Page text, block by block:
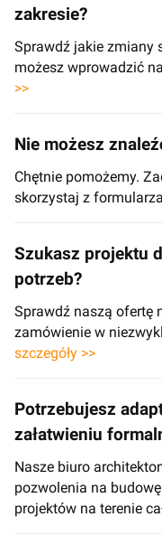
zakresie?
Sprawdź jakie zmiany
możesz wprowadzić
>>
Nie możesz
Chętnie pomożemy.
skorzystaj z
Szukasz projektu
potrzeb?
Sprawdź naszą ofertę
zamówienie w
szczegóły >>
Potrzebujesz
załatwieniu
Nasze biuro
pozwolenia na
projektów na terenie